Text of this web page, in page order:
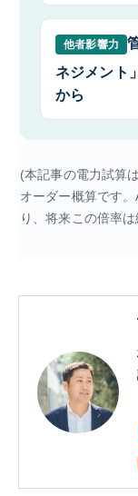
他者影響力
ネジメント
から
(本記事の電力試算
オーダー概算です
り、将来この倍率